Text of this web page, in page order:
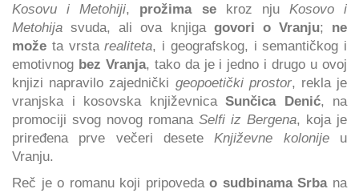
Kosovu i Metohiji, prožima sekroz nju Kosovo i
Metohija svuda, ali ova knjiga govori o Vranju; ne
može ta vrstarealiteta, i geografskog, i semantičkog i
emotivnog bez Vranja, tako da je i jedno i drugo u ovoj
knjizi napravilo zajednički geopoetički prostor, rekla je
vranjska i kosovska književnica Sunčica Denić, na
promociji svog novog romana Selfi iz Bergena, koja je
priređena prve večeri deseteKnjiževne kolonijeu
Vranju.
Reč je o romanu koji pripovedao sudbinama Srbana